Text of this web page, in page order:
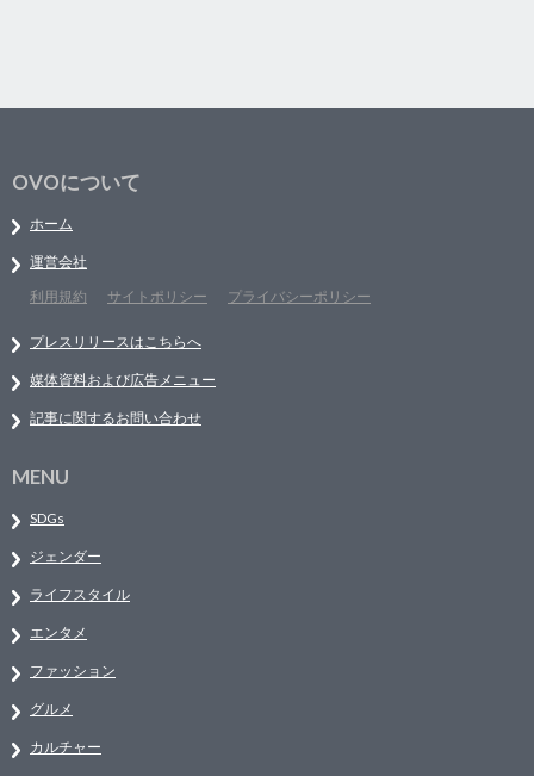
OVOについて
ホーム
運営会社
利用規約
サイトポリシー プライバシーポリシー
プレスリリースはこちらへ
媒体資料および広告メニュー
記事に関するお問い合わせ
MENU
SDGs
ジェンダー
ライフスタイル
エンタメ
ファッション
グルメ
カルチャー